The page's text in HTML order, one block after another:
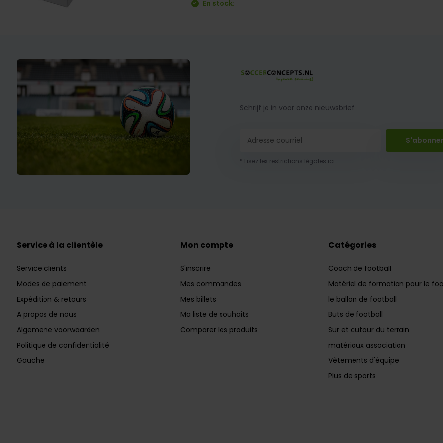
En stock:
Schrijf je in voor onze nieuwsbrief
* Lisez les restrictions légales ici
Service à la clientèle
Service clients
Modes de paiement
Expédition & retours
A propos de nous
Algemene voorwaarden
Politique de confidentialité
Gauche
Mon compte
S'inscrire
Mes commandes
Mes billets
Ma liste de souhaits
Comparer les produits
Catégories
Coach de football
Matériel de formation pour le
le ballon de football
Buts de football
Sur et autour du terrain
matériaux association
Vêtements d'équipe
Plus de sports